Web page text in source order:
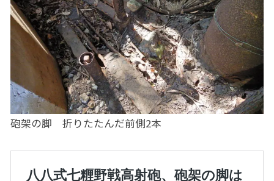
砲架の脚 折りたたんだ前側2本